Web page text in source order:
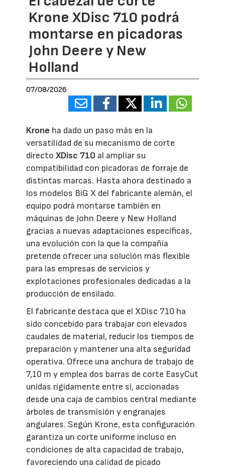
Krone XDisc 710 podrá
montarse en picadoras
John Deere y New
Holland
07/08/2026
Krone ha dado un paso más en la
versatilidad de su mecanismo de corte
directoXDisc 710 al ampliar su
compatibilidad con picadoras de forraje de
distintas marcas. Hasta ahora destinado a
los modelos BiG X del fabricante alemán, el
equipo podrá montarse también en
máquinas de John Deere y New Holland
gracias a nuevas adaptaciones específicas,
una evolución con la que la compañía
pretende ofrecer una solución más flexible
para las empresas de servicios y
explotaciones profesionales dedicadas a la
producción de ensilado.
El fabricante destaca que el XDisc 710 ha
sido concebido para trabajar con elevados
caudales de material, reducir los tiempos de
preparación y mantener una alta seguridad
operativa. Ofrece una anchura de trabajo de
7,10 m y emplea dos barras de corte EasyCut
unidas rígidamente entre sí, accionadas
desde una caja de cambios central mediante
árboles de transmisión y engranajes
angulares. Según Krone, esta configuración
garantiza un corte uniforme incluso en
condiciones de alta capacidad de trabajo,
favoreciendo una calidad de picado